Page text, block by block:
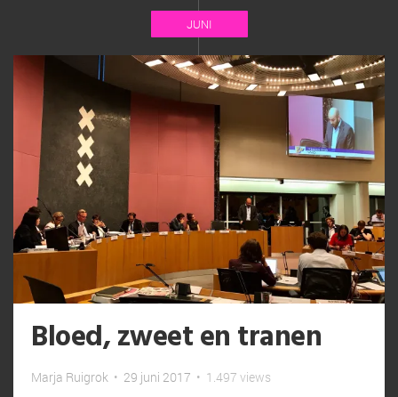
JUNI
Bloed, zweet en tranen
Marja Ruigrok • 29 juni 2017 • 1.497 views